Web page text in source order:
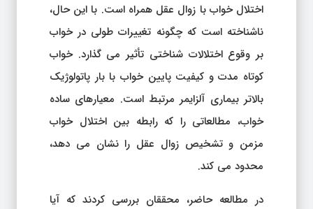
اختلال خواب با زوال عقل همراه است. با این حال،
ناشناخته است که چگونه تغییرات طولی در خواب
بر وقوع اختلالات شناختی تأثیر می گذارد. خواب
کوتاه مدت و کیفیت پایین خواب با بار پاتولوژیک
بالاتر بیماری آلزایمر مرتبط است. معیارهای ساده
خواب، مطالعاتی را که رابطه بین اختلال خواب
مزمن و تشخیص زوال عقل را نشان می دهد،
محدود می کند.
در مطالعه حاضر، محققان بررسی کردند که آیا